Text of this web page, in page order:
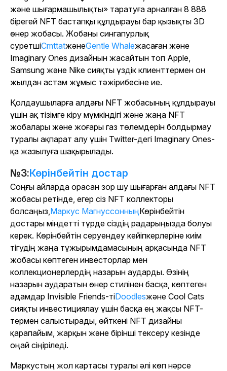
және шығармашылықты» таратуға арналған 8 888
бірегей NFT бастапқы құлдырауы бар қызықты 3D
өнер жобасы. Жобаны сингапурлық
суретшіCmttatжәнеGentle Whaleжасаған және
Imaginary Ones дизайнын жасайтын топ Apple,
Samsung және Nike сияқты үздік клиенттермен он
жылдан астам жұмыс тәжірибесіне ие.
Қолдаушыларға алдағы NFT жобасының құлдырауы
үшін ақ тізімге кіру мүмкіндігі және жаңа NFT
жобалары және жоғары газ төлемдерін болдырмау
туралы ақпарат алу үшін Twitter-дегі Imaginary Ones-
қа жазылуға шақырылады.
№3:Көрінбейтін достар
Соңғы айларда орасан зор шу шығарған алдағы NFT
жобасы ретінде, егер сіз NFT коллекторы
болсаңыз,Маркус МагнуссонныңКөрінбейтін
достары міндетті түрде сіздің радарыңызда болуы
керек. Көрінбейтін серуендеу кейіпкерлеріне киім
тігудің жаңа тұжырымдамасының арқасында NFT
жобасы көптеген инвесторлар мен
коллекционерлердің назарын аударды. Өзінің
назарын аударатын өнер стилінен басқа, көптеген
адамдар Invisible Friends-тіDoodlesжәне Cool Cats
сияқты инвестициялау үшін басқа ең жақсы NFT-
термен салыстырады, өйткені NFT дизайны
қарапайым, жарқын және бірінші тексеру кезінде
оңай сіңіріледі.
Маркустың жол картасы туралы әлі көп нәрсе